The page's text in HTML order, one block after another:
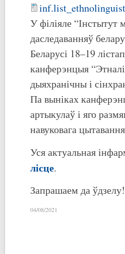
У філіяле “Інстытут
даследаванняў
Беларусі 18–19
канферэнцыя
дыяхранічны і
Па выніках
артыкулаў і яго
навуковага
Уся актуальная
лісце.
Запрашаем да ўдзелу!
04/08/2021